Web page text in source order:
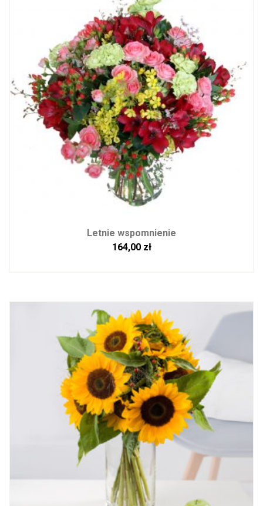
Letnie wspomnienie
164,00 zł